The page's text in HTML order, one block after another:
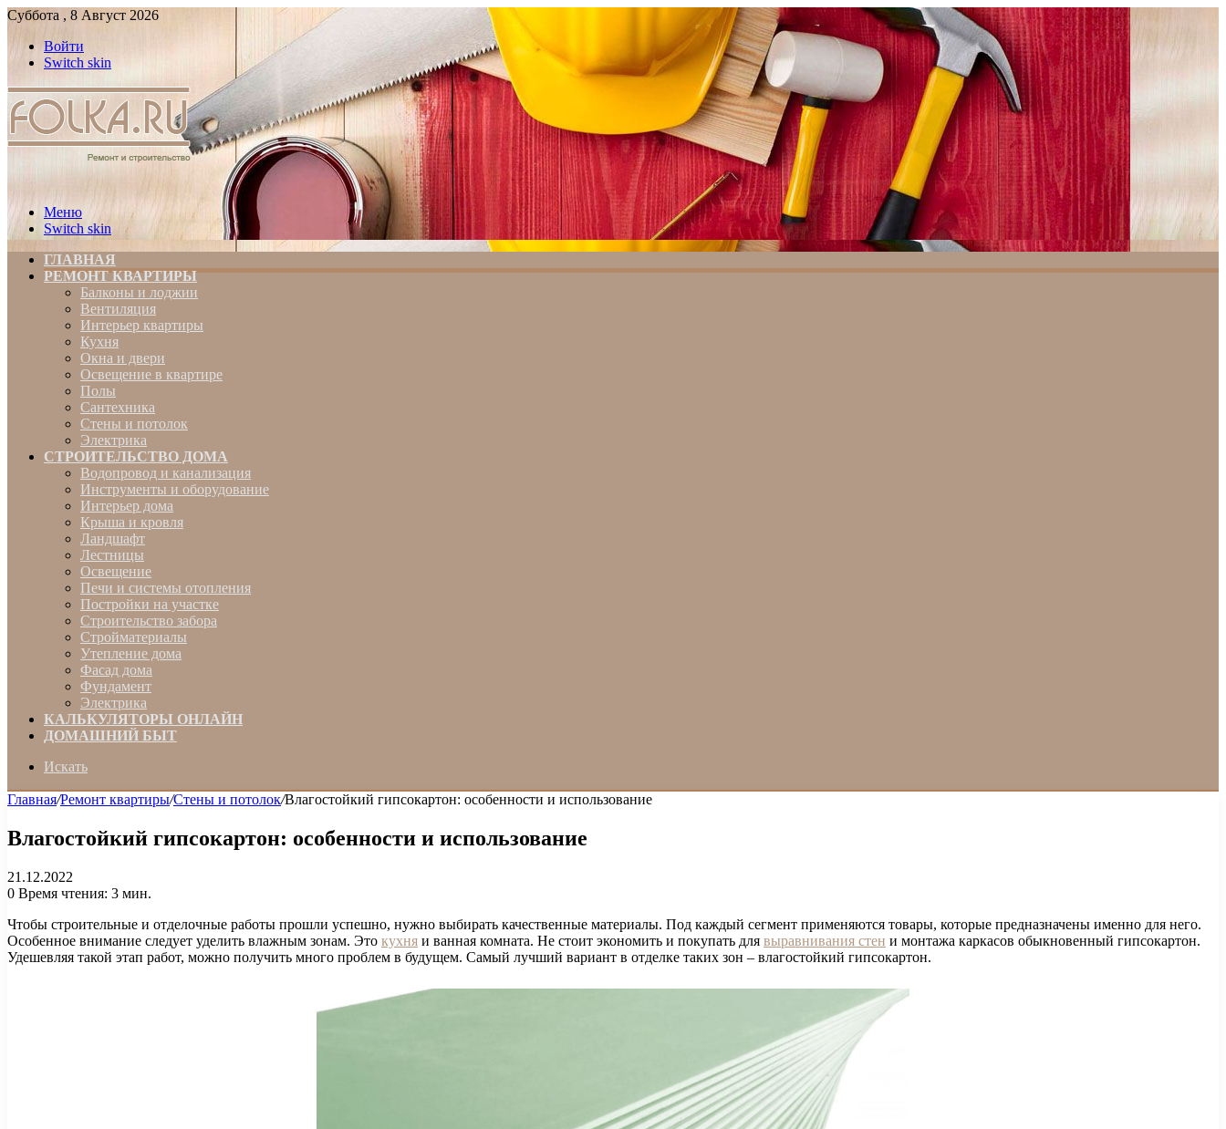
Суббота , 8 Август 2026
Войти
Switch skin
Меню
Switch skin
ГЛАВНАЯ
РЕМОНТ КВАРТИРЫ
Балконы и лоджии
Вентиляция
Интерьер квартиры
Кухня
Окна и двери
Освещение в квартире
Полы
Сантехника
Стены и потолок
Электрика
СТРОИТЕЛЬСТВО ДОМА
Водопровод и канализация
Инструменты и оборудование
Интерьер дома
Крыша и кровля
Ландшафт
Лестницы
Освещение
Печи и системы отопления
Постройки на участке
Строительство забора
Стройматериалы
Утепление дома
Фасад дома
Фундамент
Электрика
КАЛЬКУЛЯТОРЫ ОНЛАЙН
ДОМАШНИЙ БЫТ
Искать
Главная/Ремонт квартиры/Стены и потолок/Влагостойкий гипсокартон: особенности и использование
Влагостойкий гипсокартон: особенности и использование
21.12.2022
0 Время чтения: 3 мин.
Чтобы строительные и отделочные работы прошли успешно, нужно выбирать качественные материалы. Под каждый сегмент применяются товары, которые предназначены именно для него.
Особенное внимание следует уделить влажным зонам. Это кухня и ванная комната. Не стоит экономить и покупать для выравнивания стен и монтажа каркасов обыкновенный гипсокартон.
Удешевляя такой этап работ, можно получить много проблем в будущем. Самый лучший вариант в отделке таких зон – влагостойкий гипсокартон.